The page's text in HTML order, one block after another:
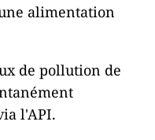
alimentation
de pollution de
l'API.